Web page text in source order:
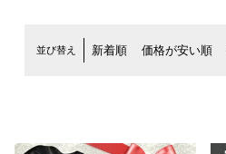
並び替え 新着順 価格が安い順